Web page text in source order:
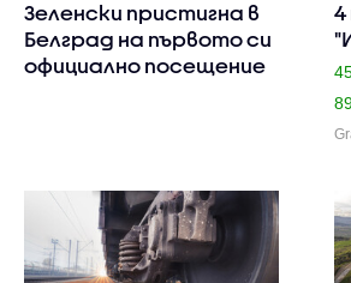
Зеленски пристигна в
Белград на първото си
официално посещение
4